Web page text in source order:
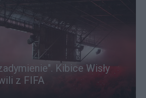
Kibice Wisły
z FIFA